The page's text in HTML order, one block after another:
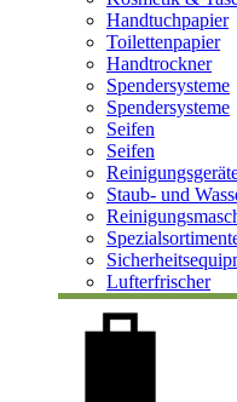
Handtuchpapier
Toilettenpapier
Handtrockner
Spendersysteme
Spendersysteme
Seifen
Seifen
Staub- und
Lufterfrischer